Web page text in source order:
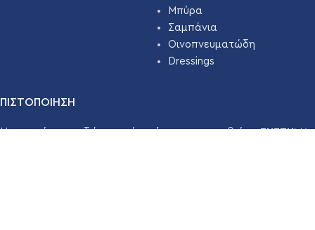
Μπύρα
Σαμπάνια
Οινοπνευματώδη
Dressings
ΠΙΣΤΟΠΟΙΗΣΗ
Η εταιρεία μας εδώ και χρόνια έχει πιστοποιηθεί μεΣΥΣΤΗΜΑ